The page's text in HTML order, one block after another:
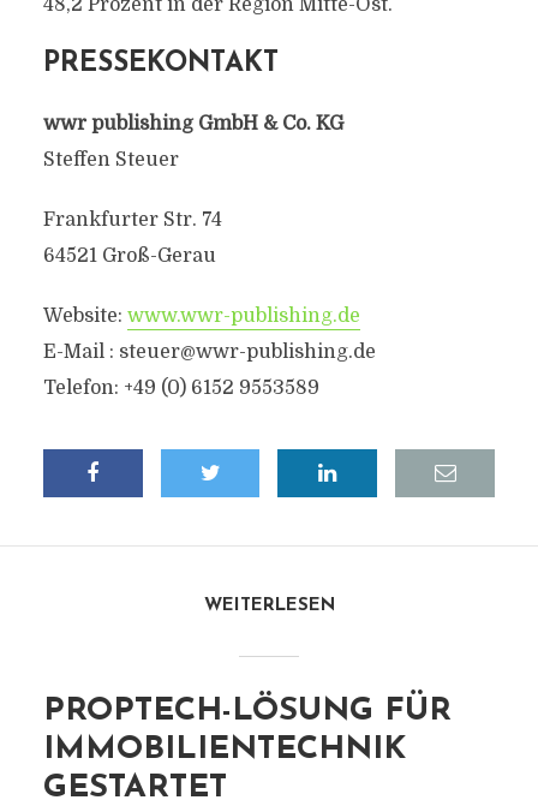
48,2 Prozent in der Region Mitte-Ost.
PRESSEKONTAKT
wwr publishing GmbH & Co. KG
Steffen Steuer
Frankfurter Str. 74
64521 Groß-Gerau
Website: www.wwr-publishing.de
E-Mail : steuer@wwr-publishing.de
Telefon: +49 (0) 6152 9553589
WEITERLESEN
PROPTECH-LÖSUNG FÜR
IMMOBILIENTECHNIK
GESTARTET